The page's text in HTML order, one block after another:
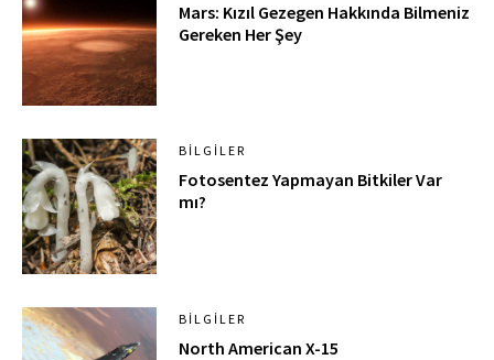
Mars: Kızıl Gezegen Hakkında Bilmeniz
Gereken Her Şey
BILGILER
Fotosentez Yapmayan Bitkiler Var
mı?
BILGILER
North American X-15